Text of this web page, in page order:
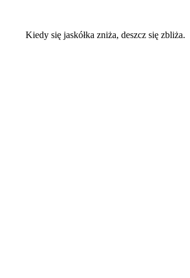
Kiedy się jaskółka zniża, deszcz się zbliża.